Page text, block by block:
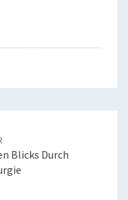
Blicks Durch